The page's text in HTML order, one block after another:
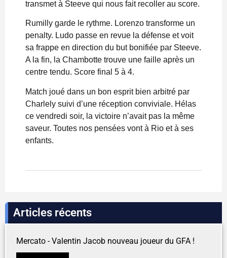
transmet à Steeve qui nous fait recoller au score.
Rumilly garde le rythme. Lorenzo transforme un
penalty. Ludo passe en revue la défense et voit
sa frappe en direction du but bonifiée par Steeve.
A la fin, la Chambotte trouve une faille après un
centre tendu. Score final 5 à 4.
Match joué dans un bon esprit bien arbitré par
Charlely suivi d’une réception conviviale. Hélas
ce vendredi soir, la victoire n’avait pas la même
saveur. Toutes nos pensées vont à Rio et à ses
enfants.
Articles récents
Mercato - Valentin Jacob nouveau joueur du GFA !